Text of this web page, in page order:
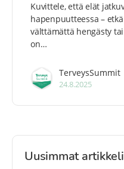
Kuvittele, että elät
hapenpuutteessa –
välttämättä hengästy
on…
TerveysSummit
24.8.2025
Uusimmat